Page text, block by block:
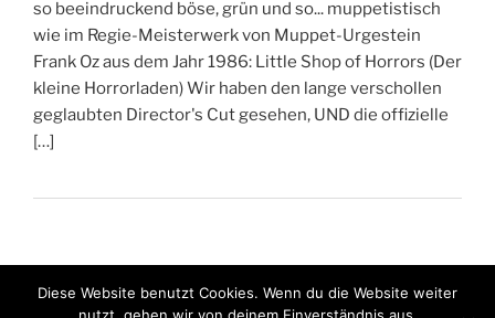
so beeindruckend böse, grün und so... muppetistisch
wie im Regie-Meisterwerk von Muppet-Urgestein
Frank Oz aus dem Jahr 1986: Little Shop of Horrors (Der
kleine Horrorladen) Wir haben den lange verschollen
geglaubten Director's Cut gesehen, UND die offizielle
[…]
Diese Website benutzt Cookies. Wenn du die Website weiter